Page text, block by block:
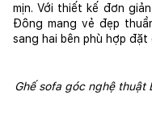
mịn. Với thiết kế đơn
Đông mang vẻ đẹp
sang hai bên phù hợp
Ghế sofa góc nghệ